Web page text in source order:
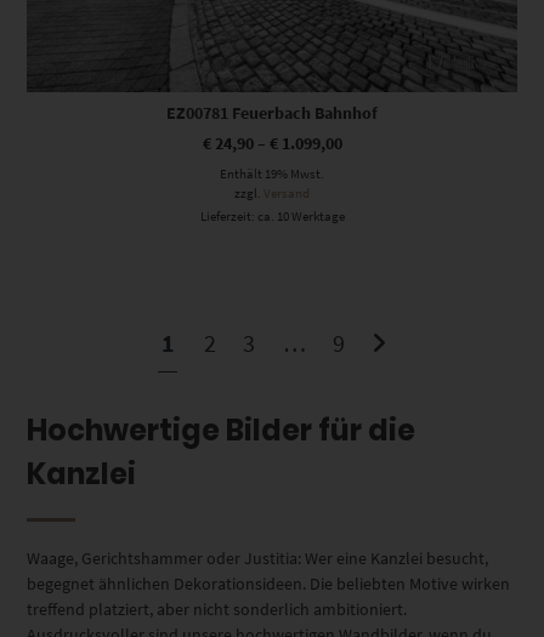
EZ00781 Feuerbach Bahnhof
€24,90– €1.099,00
Enthält 19% Mwst.
zzgl.
Versand
Lieferzeit: ca. 10 Werktage
1 2 3 … 9
Hochwertige Bilder für die
Kanzlei
Waage, Gerichtshammer oder Justitia: Wer eine Kanzlei besucht,
begegnet ähnlichen Dekorationsideen. Die beliebten Motive wirken
treffend platziert, aber nicht sonderlich ambitioniert.